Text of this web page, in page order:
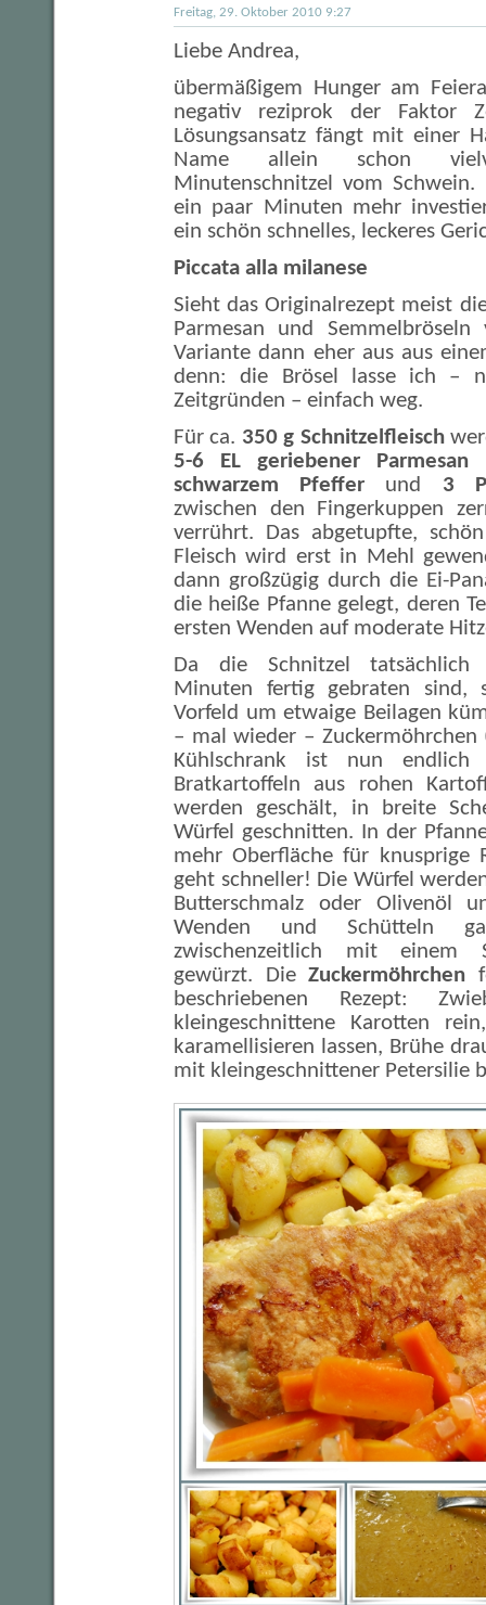
Freitag, 29. Oktober 2010 9:27
Liebe Andrea,
übermäßigem Hunger am
negativ reziprok der Faktor
Lösungsansatz fängt mit einer
Name allein schon
Minutenschnitzel vom
ein paar Minuten mehr
ein schön schnelles, leckeres
Piccata alla milanese
Sieht das Originalrezept meist
Parmesan und
Variante dann eher aus aus
denn: die Brösel lasse ich –
Zeitgründen – einfach weg.
Für ca. 350 g Schnitzelfleisch
5-6 EL geriebener Parmesan
schwarzem Pfeffer und 3
zwischen den Fingerkuppen
verrührt. Das abgetupfte,
Fleisch wird erst in Mehl
dann großzügig durch die Ei-
die heiße Pfanne gelegt, deren
ersten Wenden auf moderate
Da die Schnitzel tatsächlich
Minuten fertig gebraten sind,
Vorfeld um etwaige Beilagen
– mal wieder –
Kühlschrank ist nun endlich
Bratkartoffeln aus rohen
werden geschält, in breite
Würfel geschnitten. In der
mehr Oberfläche für knusprige
geht schneller! Die Würfel
Butterschmalz oder Olivenöl
Wenden und Schütteln
zwischenzeitlich mit einem
gewürzt. DieZuckermöhrchen
beschriebenen Rezept:
kleingeschnittene Karotten
karamellisieren lassen, Brühe
mit kleingeschnittener Petersilie